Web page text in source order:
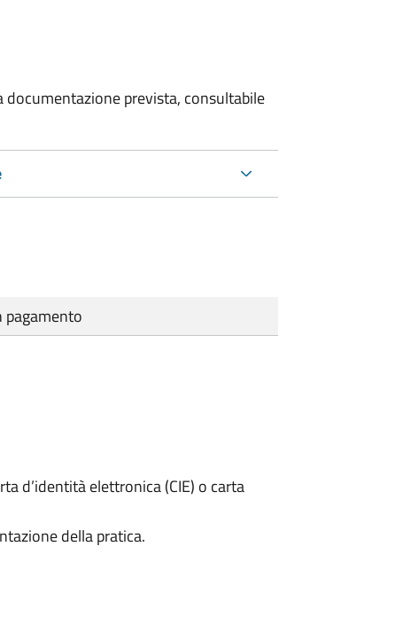
prevista, consultabile
pagamento
d’identità elettronica (CIE) o carta
della pratica.